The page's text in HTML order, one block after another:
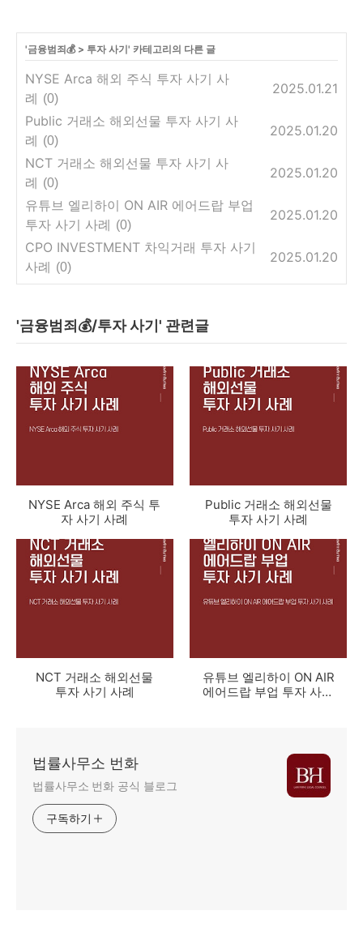
'금융범죄💰> 투자 사기' 카테고리의 다른 글
NYSE Arca 해외 주식 투자 사기 사
례 (0)
2025.01.21
Public 거래소 해외선물 투자 사기 사
례 (0)
2025.01.20
NCT 거래소 해외선물 투자 사기 사
례 (0)
2025.01.20
유튜브 엘리하이 ON AIR 에어드랍 부업
투자 사기 사례 (0)
2025.01.20
CPO INVESTMENT 차익거래 투자 사기
사례 (0)
2025.01.20
'금융범죄💰/투자 사기' 관련글
NYSE Arca 해외 주식 투
자 사기 사례
Public 거래소 해외선물
투자 사기 사례
NCT 거래소 해외선물
투자 사기 사례
유튜브 엘리하이 ON AIR
에어드랍 부업 투자 사기
법률사무소 번화
법률사무소 번화 공식 블로그
구독하기